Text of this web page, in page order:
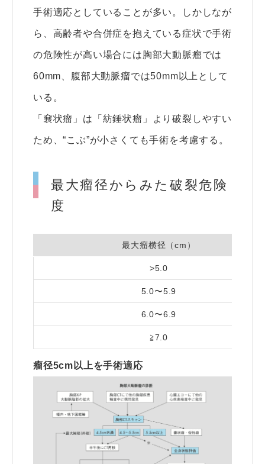
手術適応としていることが多い。しかしなが
ら、高齢者や合併症を抱えている症状で手術
の危険性が高い場合には胸部大動脈瘤では
60mm、腹部大動脈瘤では50mm以上として
いる。
「㐮状瘤」は「紡錘状瘤」より破裂しやすい
ため、“こぶ”が小さくても手術を考慮する。
最大瘤径からみた破裂危険
度
最大瘤横径（cm）
>5.0
5.0〜5.9
6.0〜6.9
≧7.0
瘤径5cm以上を手術適応